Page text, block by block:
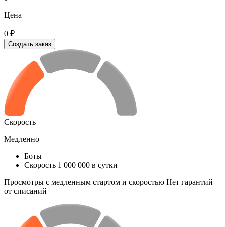
Цена
0 ₽
Создать заказ
Скорость
Медленно
Боты
Скорость 1 000 000 в сутки
Просмотры с медленным стартом и скоростью Нет гарантий
от списаний